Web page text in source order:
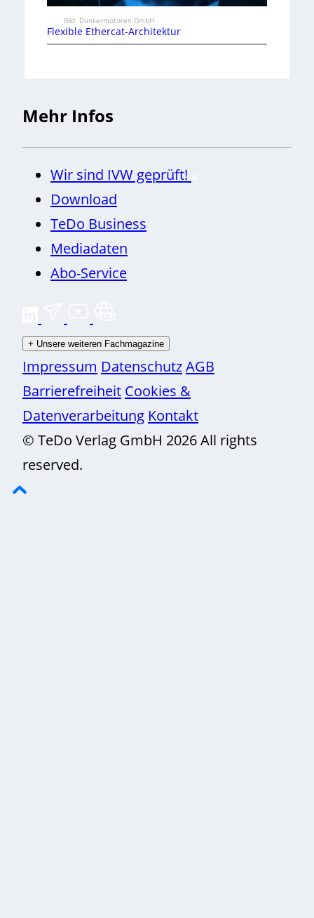
Bild: Dunkermotoren GmbH
Flexible Ethercat-Architektur
Mehr Infos
Wir sind IVW geprüft!
Download
TeDo Business
Mediadaten
Abo-Service
+ Unsere weiteren Fachmagazine
Impressum DatenschutzAGB
Barrierefreiheit Cookies &
Datenverarbeitung Kontakt
© TeDo Verlag GmbH 2026 All rights
reserved.